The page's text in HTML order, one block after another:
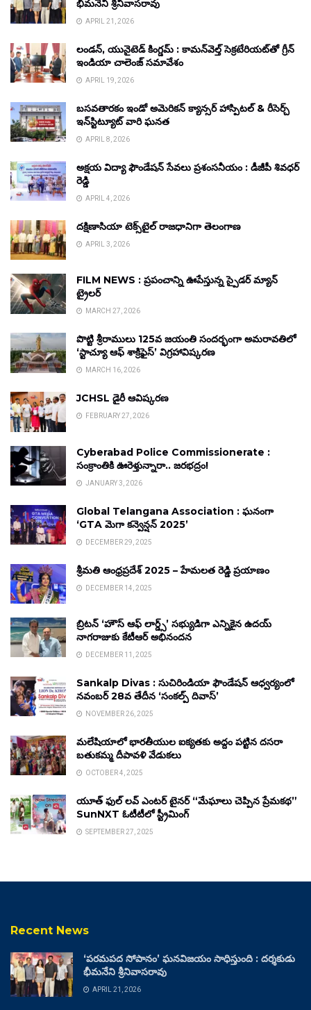
భీమనేని శ్రీనివాసరావు
APRIL 21, 2026
లండన్, యునైటెడ్ కింగ్డమ్ : కామన్‌వెల్త్ సెక్రటేరియట్‌తో గ్రీన్
ఇండియా చాలెంజ్ సమావేశం
APRIL 19, 2026
బసవతారకం ఇండో అమెరికన్ క్యాన్సర్ హాస్పిటల్ & రీసెర్చ్
ఇన్‌స్టిట్యూట్ వారి ఘనత
APRIL 8, 2026
అక్షయ విద్యా ఫౌండేషన్ సేవలు ప్రశంసనీయం : డీజీపీ శివధర్
రెడ్డి
APRIL 4, 2026
దక్షిణాసియా టెక్స్‌టైల్ రాజధానిగా తెలంగాణ
APRIL 3, 2026
FILM NEWS : ప్రపంచాన్ని ఊపేస్తున్న స్పైడర్ మ్యాన్
ట్రైలర్
MARCH 27, 2026
పొట్టి శ్రీరాములు 125వ జయంతి సందర్భంగా అమరావతిలో
‘స్టాచ్యూ ఆఫ్ శాక్రిఫైస్’ విగ్రహావిష్కరణ
MARCH 16, 2026
JCHSL డైరీ ఆవిష్కరణ
FEBRUARY 27, 2026
Cyberabad Police Commissionerate :
సంక్రాంతికి ఊరెళ్తున్నారా.. జరభద్రం!
JANUARY 3, 2026
Global Telangana Association : ఘనంగా
‘GTA మెగా కన్వెన్షన్ 2025’
DECEMBER 29, 2025
శ్రీమతి ఆంధ్రప్రదేశ్ 2025 – హేమలత రెడ్డి ప్రయాణం
DECEMBER 14, 2025
బ్రిటన్ ‘హౌస్ ఆఫ్ లార్డ్స్’ సభ్యుడిగా ఎన్నికైన ఉదయ్
నాగరాజుకు కేటీఆర్ అభినందన
DECEMBER 11, 2025
Sankalp Divas : సుచిరిండియా ఫౌండేషన్ ఆధ్వర్యంలో
నవంబర్ 28వ తేదీన ‘సంకల్ప్ దివాస్’
NOVEMBER 26, 2025
మలేషియాలో భారతీయుల ఐక్యతకు అద్దం పట్టిన దసరా
బతుకమ్మ దీపావళి వేడుకలు
OCTOBER 4, 2025
యూత్ ఫుల్ లవ్ ఎంటర్ టైనర్ “మేఘాలు చెప్పిన ప్రేమకథ”
SunNXT ఓటీటీలో స్ట్రీమింగ్
SEPTEMBER 27, 2025
Recent News
‘పరమపద సోపానం’ ఘనవిజయం సాధిస్తుంది : దర్శకుడు
భీమనేని శ్రీనివాసరావు
APRIL 21, 2026